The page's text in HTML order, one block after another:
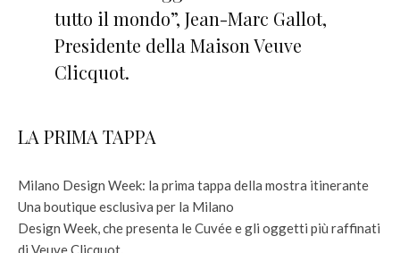
tutto il mondo”, Jean-Marc Gallot,
Presidente della Maison Veuve
Clicquot.
LA PRIMA TAPPA
Milano Design Week: la prima tappa della mostra itinerante
Una boutique esclusiva per la Milano
Design Week, che presenta le Cuvée e gli oggetti più raffinati
di Veuve Clicquot.